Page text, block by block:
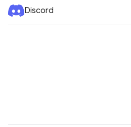
Discord